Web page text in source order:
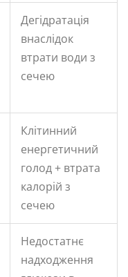
Дегідратація
внаслідок
втрати води з
сечею
Клітинний
енергетичний
голод + втрата
калорій з
сечею
Недостатнє
надходження